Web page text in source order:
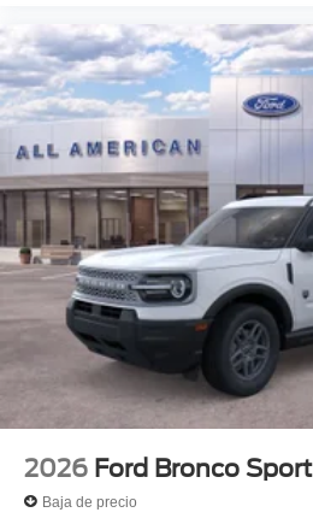
2026 Ford Bronco Sport
Baja de precio